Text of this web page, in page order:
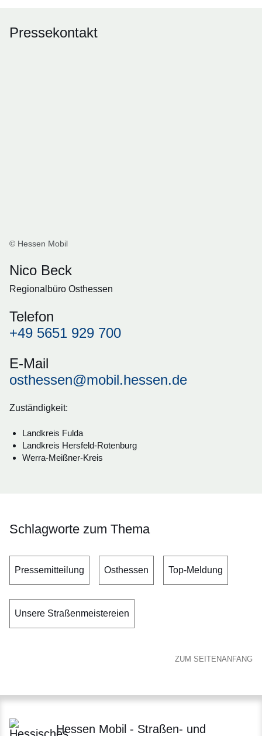
Pressekontakt
© Hessen Mobil
Nico Beck
Regionalbüro Osthessen
Telefon
+49 5651 929 700
E-Mail
osthessen@mobil.hessen.de
Zuständigkeit:
Landkreis Fulda
Landkreis Hersfeld-Rotenburg
Werra-Meißner-Kreis
Schlagworte zum Thema
Pressemitteilung Osthessen Top-Meldung
Unsere Straßenmeistereien
ZUM SEITENANFANG
Hessen Mobil - Straßen- und